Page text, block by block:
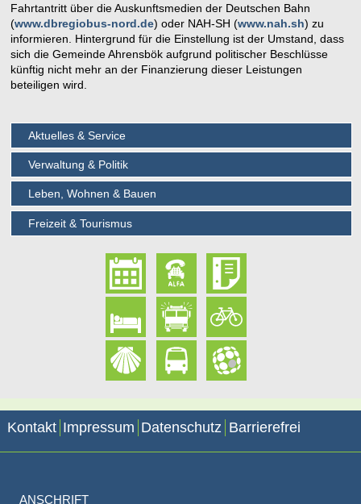
Fahrtantritt über die Auskunftsmedien der Deutschen Bahn
(www.dbregiobus-nord.de) oder NAH-SH (www.nah.sh) zu
informieren. Hintergrund für die Einstellung ist der Umstand, dass
sich die Gemeinde Ahrensbök aufgrund politischer Beschlüsse
künftig nicht mehr an der Finanzierung dieser Leistungen
beteiligen wird.
Aktuelles & Service
Verwaltung & Politik
Leben, Wohnen & Bauen
Freizeit & Tourismus
Kontakt Impressum Datenschutz Barrierefrei
ANSCHRIFT